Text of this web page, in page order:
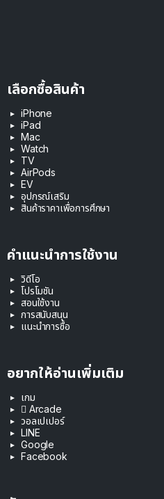
เลือกซื้อสินค้า
iPhone
iPad
Mac
Watch
TV
AirPods
EV
อุปกรณ์เสริม
สินค้าราคาเพื่อการศึกษา
คำแนะนำการใช้งาน
วิดีโอ
โปรโมชัน
สอนใช้งาน
การสนับสนุน
แนะนำการซื้อ
อยากให้อ่านเพิ่มเติม
เกม
 Arcade
วอลเปเปอร์
LINE
Google
Facebook